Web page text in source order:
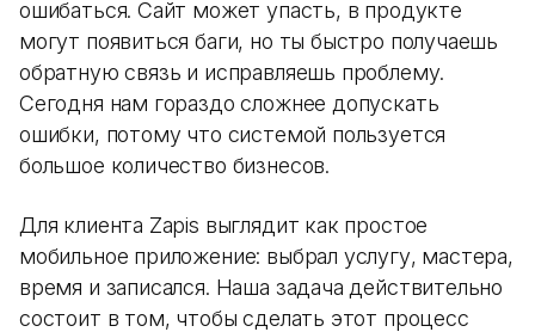
ошибаться. Сайт может упасть, в продукте
могут появиться баги, но ты быстро получаешь
обратную связь и исправляешь проблему.
Сегодня нам гораздо сложнее допускать
ошибки, потому что системой пользуется
большое количество бизнесов.
Для клиента Zapis выглядит как простое
мобильное приложение: выбрал услугу, мастера,
время и записался. Наша задача действительно
состоит в том, чтобы сделать этот процесс